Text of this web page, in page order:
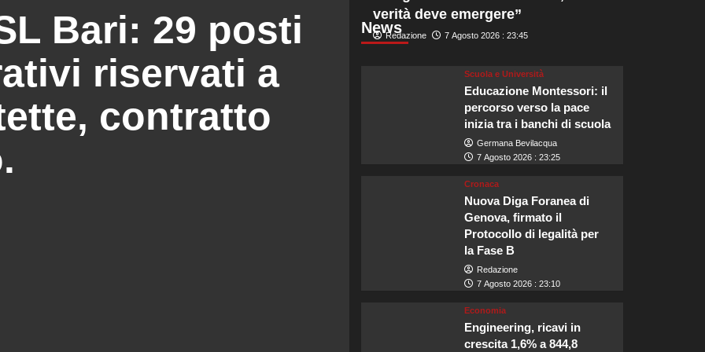
Bari: 29 posti
riservati a
contratto
News
verità deve emergere”
Redazione 7 Agosto 2026 : 23:45
Scuola e Università
Educazione Montessori: il
percorso verso la pace
inizia tra i banchi di scuola
Germana Bevilacqua
7 Agosto 2026 : 23:25
Cronaca
Nuova Diga Foranea di
Genova, firmato il
Protocollo di legalità per
la Fase B
Redazione
7 Agosto 2026 : 23:10
Economia
Engineering, ricavi in
crescita 1,6% a 844,8